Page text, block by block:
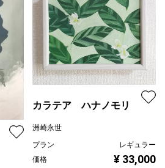
カラテア ハナノモリ
洲崎永世
プラン
レギュラー
価格
¥ 33,000